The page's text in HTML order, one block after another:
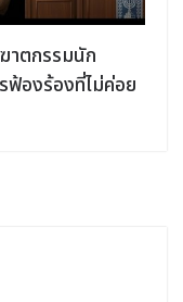
าตกรรมนัก
ฟ้องร้องที่ไม่ค่อย